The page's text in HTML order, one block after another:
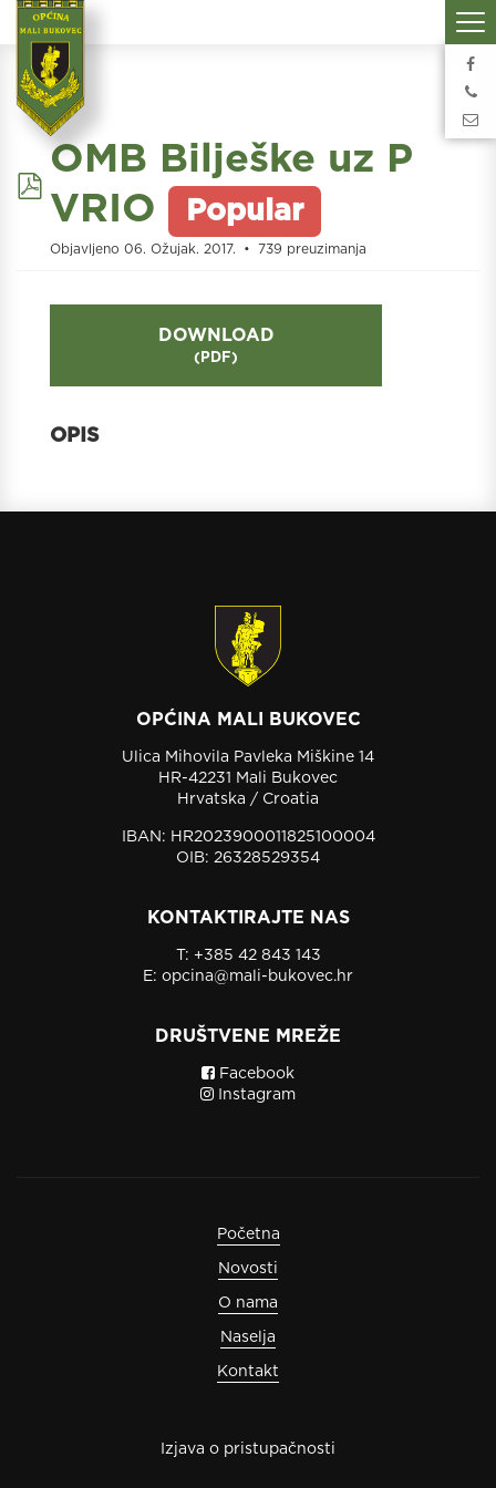
pdf
OMB Bilješke uz P
VRIO
Popular
Objavljeno 06. Ožujak. 2017. 739 preuzimanja
DOWNLOAD
( PDF)
OPĆINA MALI BUKOVEC
Ulica Mihovila Pavleka Miškine 14
HR-42231 Mali Bukovec
Hrvatska / Croatia
IBAN: HR2023900011825100004
OIB: 26328529354
KONTAKTIRAJTE NAS
T: +385 42 843 143
E: opcina@mali-bukovec.hr
DRUŠTVENE MREŽE
Facebook
Instagram
Početna
Novosti
O nama
Naselja
Kontakt
Izjava o pristupačnosti